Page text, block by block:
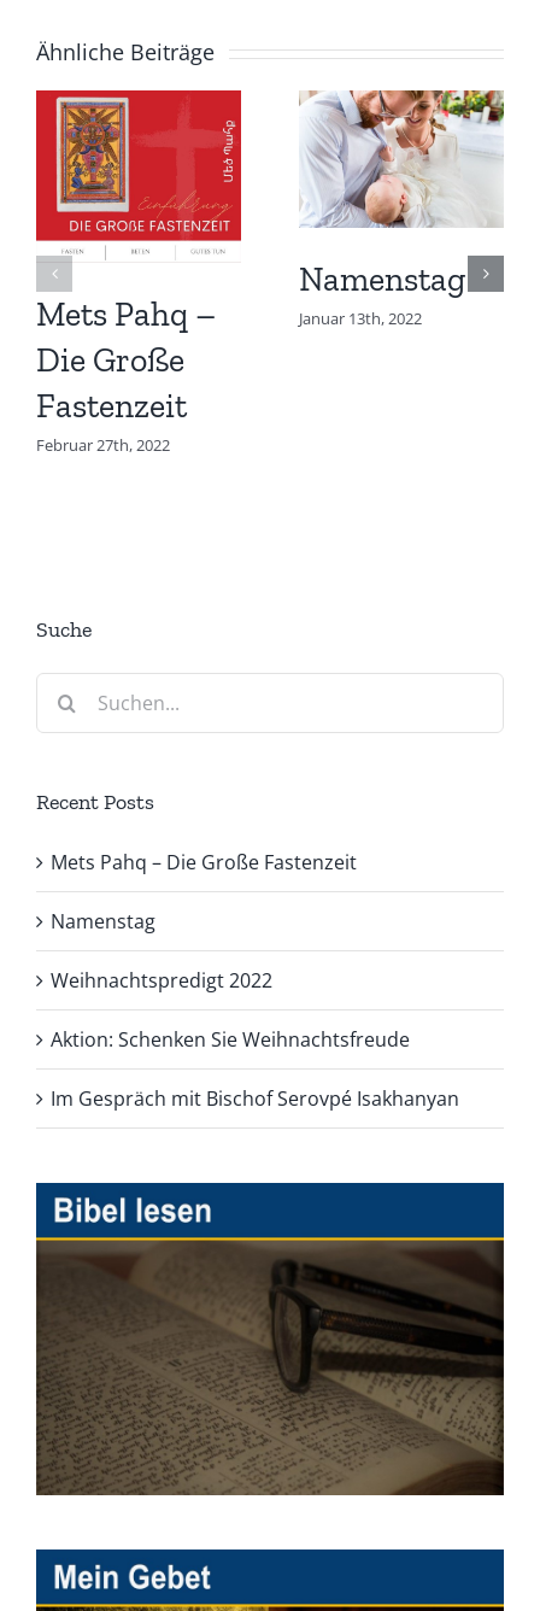
Ähnliche Beiträge
Mets Pahq –
Die Große
Fastenzeit
Februar 27th, 2022
Namenstag
Januar 13th, 2022
Suche
Suche
Recent Posts
Mets Pahq – Die Große Fastenzeit
Namenstag
Weihnachtspredigt 2022
Aktion: Schenken Sie Weihnachtsfreude
Im Gespräch mit Bischof Serovpé Isakhanyan